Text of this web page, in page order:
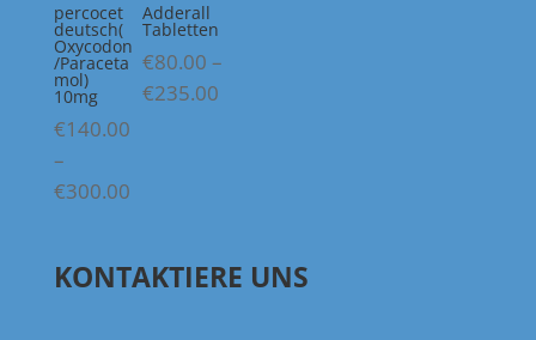
percocet
deutsch(
Oxycodon
/Paraceta
mol)
10mg
€140.00
–
€300.00Price
through
Adderall
Tabletten
€80.00 –
€235.00
KONTAKTIERE UNS